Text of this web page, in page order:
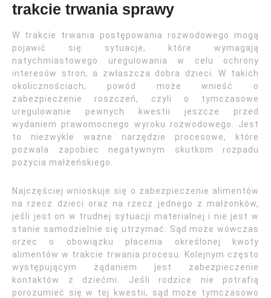
trakcie trwania sprawy
W trakcie trwania postępowania rozwodowego mogą
pojawić się sytuacje, które wymagają
natychmiastowego uregulowania w celu ochrony
interesów stron, a zwłaszcza dobra dzieci. W takich
okolicznościach, powód może wnieść o
zabezpieczenie roszczeń, czyli o tymczasowe
uregulowanie pewnych kwestii jeszcze przed
wydaniem prawomocnego wyroku rozwodowego. Jest
to niezwykle ważne narzędzie procesowe, które
pozwala zapobiec negatywnym skutkom rozpadu
pożycia małżeńskiego.
Najczęściej wnioskuje się o zabezpieczenie alimentów
na rzecz dzieci oraz na rzecz jednego z małżonków,
jeśli jest on w trudnej sytuacji materialnej i nie jest w
stanie samodzielnie się utrzymać. Sąd może wówczas
orzec o obowiązku płacenia określonej kwoty
alimentów w trakcie trwania procesu. Kolejnym często
występującym żądaniem jest zabezpieczenie
kontaktów z dziećmi. Jeśli rodzice nie potrafią
porozumieć się w tej kwestii, sąd może tymczasowo